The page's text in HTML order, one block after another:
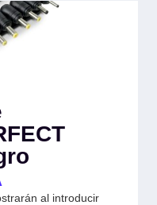
al introducir